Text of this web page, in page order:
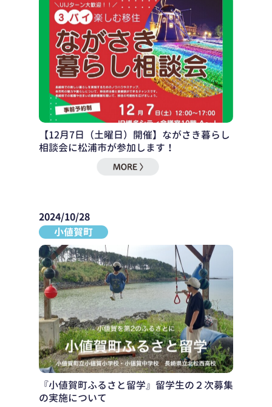
【12月7日（土曜日）開催】ながさき暮らし
相談会に松浦市が参加します！
2024/10/28
小値賀町
『小値賀町ふるさと留学』留学生の２次募集
の実施について